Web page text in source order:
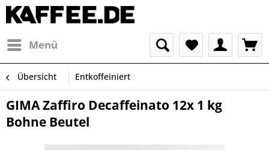
Menü
Übersicht Entkoffeiniert
GIMA Zaffiro Decaffeinato 12x 1 kg
Bohne Beutel